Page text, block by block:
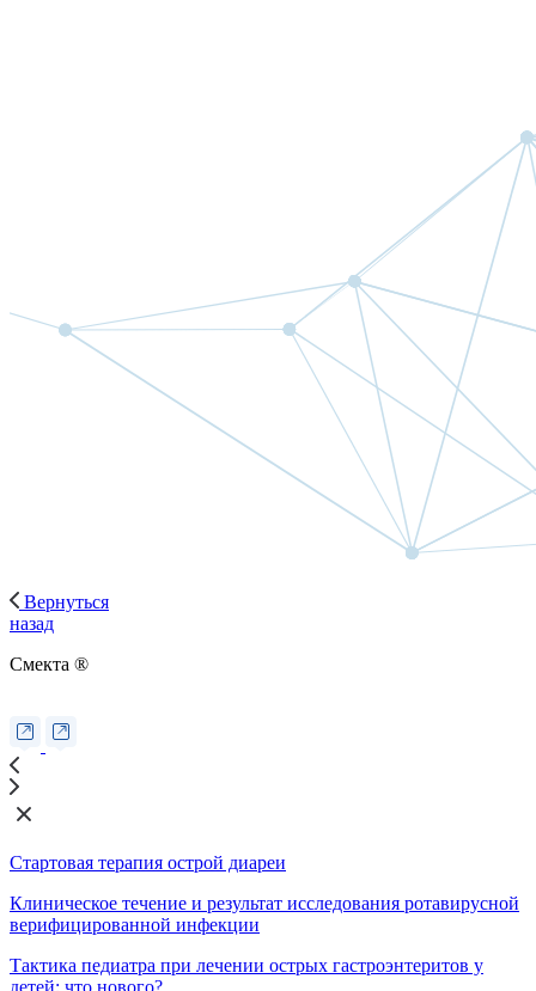
Вернуться
назад
Смекта ®
Стартовая терапия острой диареи
Клиническое течение и результат исследования ротавирусной
верифицированной инфекции
Тактика педиатра при лечении острых гастроэнтеритов у
детей: что нового?